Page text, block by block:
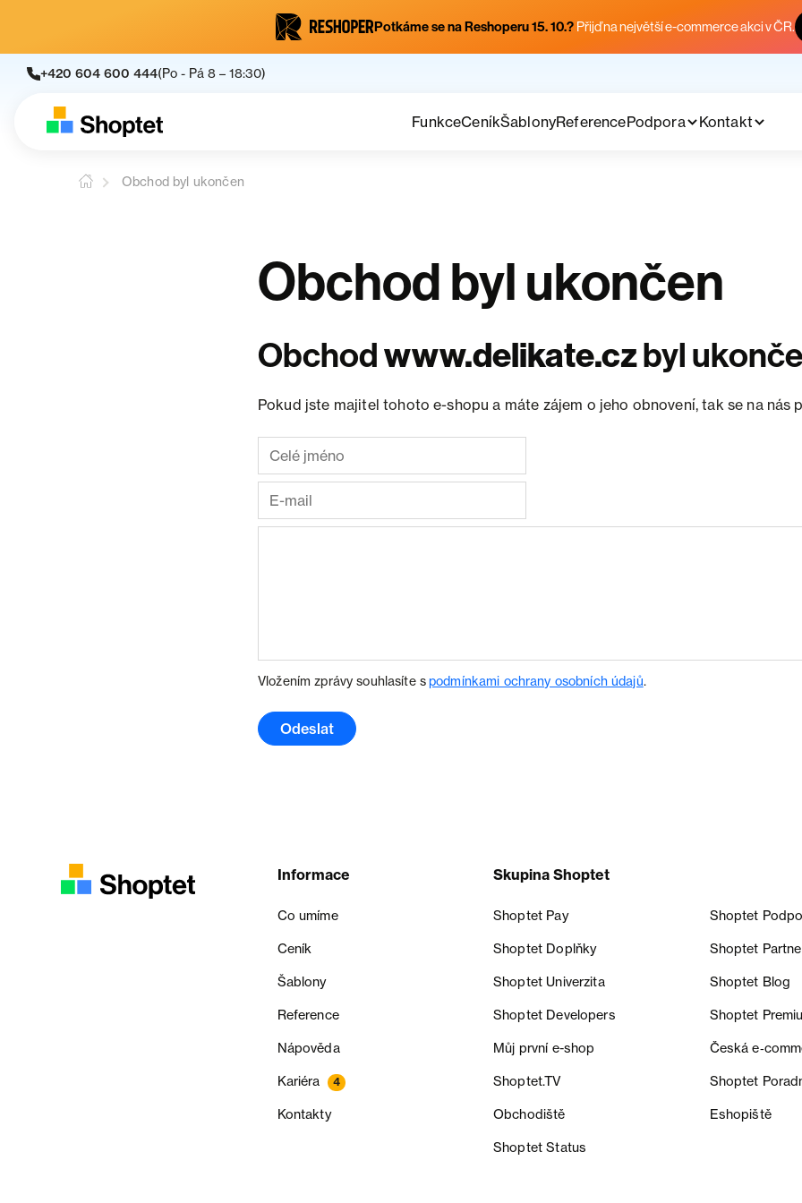
Potkáme se na Reshoperu 15. 10.? Přijď na největší e-commerce akci v ČR.
+420 604 600 444(Po - Pá 8 – 18:30)
FunkceCeníkŠablonyReferencePodpora Kontakt
Obchod byl ukončen
Obchod byl ukončen
Obchodwww.delikate.czbyl
Pokud jste majitel tohoto e-shopu a máte zájem o jeho obnovení, tak se na nás
Vložením zprávy souhlasíte spodmínkami ochrany osobních údajů.
Odeslat
Informace
Co umíme
Ceník
Šablony
Reference
Nápověda
Kariéra 4
Kontakty
Skupina Shoptet
Shoptet Pay Shoptet
Shoptet Doplňky Shoptet
Shoptet Univerzita Shoptet Blog
Shoptet Developers Shoptet
Můj první e-shop Česká
Shoptet.TV Shoptet
Obchodiště Eshopiště
Shoptet Status